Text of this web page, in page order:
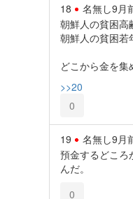
18 名無し9月
朝鮮人の貧困高
朝鮮人の貧困若
どこから金を集
>>20
0
19 名無し9月
預金するどころ
んだ。
0